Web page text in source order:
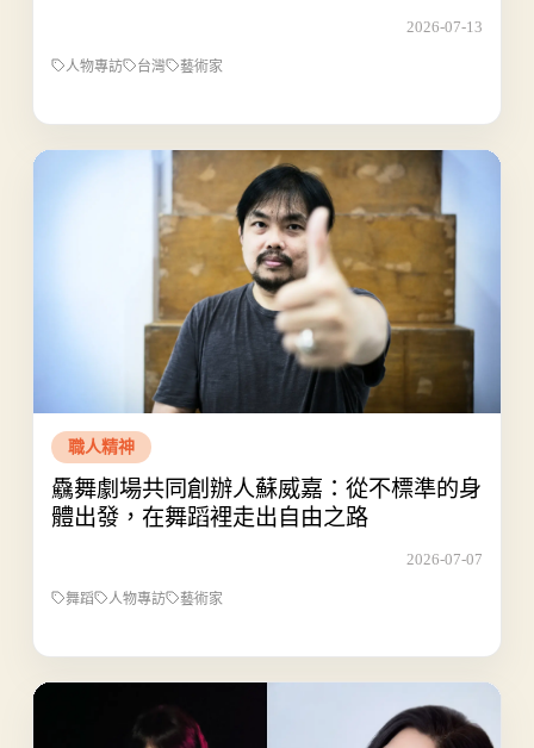
2026-07-13
人物專訪 台灣 藝術家
職人精神
驫舞劇場共同創辦人蘇威嘉：從不標準的身
體出發，在舞蹈裡走出自由之路
2026-07-07
舞蹈 人物專訪 藝術家